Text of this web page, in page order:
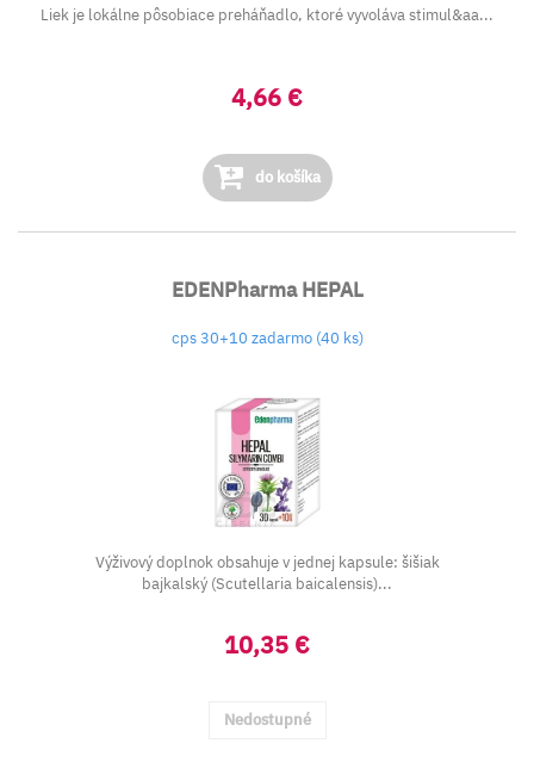
Liek je lokálne pôsobiace preháňadlo, ktoré vyvoláva stimul&aa...
4,66 €
do košíka
EDENPharma HEPAL
cps 30+10 zadarmo (40 ks)
Výživový doplnok obsahuje v jednej kapsule: šišiak
bajkalský (Scutellaria baicalensis)...
10,35 €
Nedostupné